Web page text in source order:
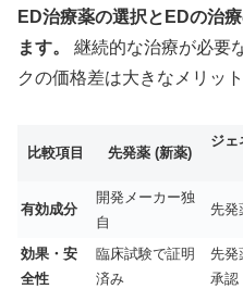
ED治療薬の選択とEDの治
ます。
継続的な治療が必要
クの価格差は大きなメリッ
比較項目 先発薬 (新薬)
ジェ
有効成分
開発メーカー独
自
先発
効果・安
全性
臨床試験で証明
済み
先発
承認